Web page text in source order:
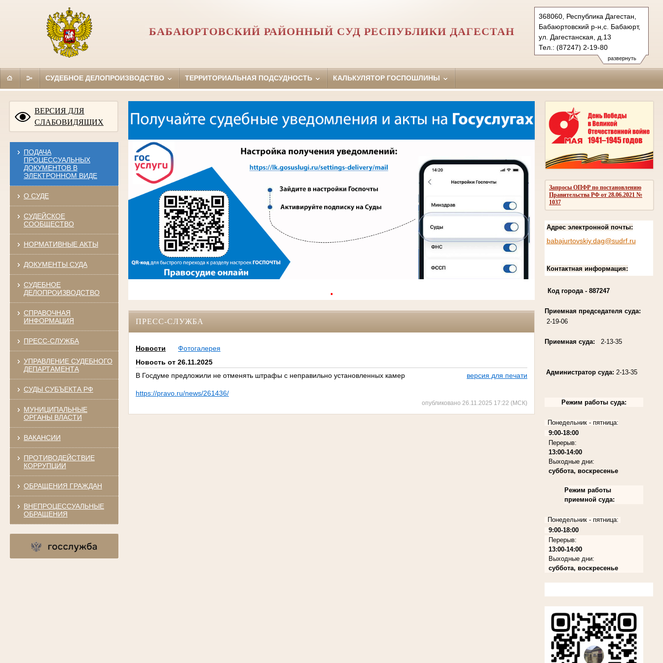
развернуть
368060, Республика Дагестан,
Бабаюртовский р-н,с. Бабаюрт,
ул. Дагестанская, д.13
Тел.: (87247) 2-19-80
babajurtovskiy.dag@sudrf.ru
БАБАЮРТОВСКИЙ РАЙОННЫЙ СУД РЕСПУБЛИКИ ДАГЕСТАН
СУДЕБНОЕ ДЕЛОПРОИЗВОДСТВО ТЕРРИТОРИАЛЬНАЯ ПОДСУДНОСТЬ КАЛЬКУЛЯТОР ГОСПОШЛИНЫ
ВЕРСИЯ ДЛЯ
СЛАБОВИДЯЩИХ
ПОДАЧА
ПРОЦЕССУАЛЬНЫХ
ДОКУМЕНТОВ В
ЭЛЕКТРОННОМ ВИДЕ
О СУДЕ
СУДЕЙСКОЕ
СООБЩЕСТВО
НОРМАТИВНЫЕ АКТЫ
ДОКУМЕНТЫ СУДА
СУДЕБНОЕ
ДЕЛОПРОИЗВОДСТВО
СПРАВОЧНАЯ
ИНФОРМАЦИЯ
ПРЕСС-СЛУЖБА
УПРАВЛЕНИЕ СУДЕБНОГО
ДЕПАРТАМЕНТА
СУДЫ СУБЪЕКТА РФ
МУНИЦИПАЛЬНЫЕ
ОРГАНЫ ВЛАСТИ
ВАКАНСИИ
ПРОТИВОДЕЙСТВИЕ
КОРРУПЦИИ
ОБРАЩЕНИЯ ГРАЖДАН
ВНЕПРОЦЕССУАЛЬНЫЕ
ОБРАЩЕНИЯ
Запросы ОПФР по постановлению
Правительства РФ от 28.06.2021 №
1037
Адрес электронной почты:
babajurtovskiy.dag@sudrf.ru
Контактная информация:
Код города - 887247
Приемная председателя суда:
2-19-06
Приемная суда: 2-13-35
Администратор суда: 2-13-35
Режим работы суда:
Понедельник - пятница:
9:00-18:00
Перерыв:
13:00-14:00
Выходные дни:
суббота, воскресенье
Режим работы
приемной суда:
Понедельник - пятница:
9:00-18:00
Перерыв:
13:00-14:00
Выходные дни:
суббота, воскресенье
.
ПРЕСС-СЛУЖБА
Новости
Фотогалерея
Новость от 26.11.2025
В Госдуме предложили не отменять штрафы с неправильно установленных камер
версия для печати
https://pravo.ru/news/261436/
опубликовано 26.11.2025 17:22 (МСК)